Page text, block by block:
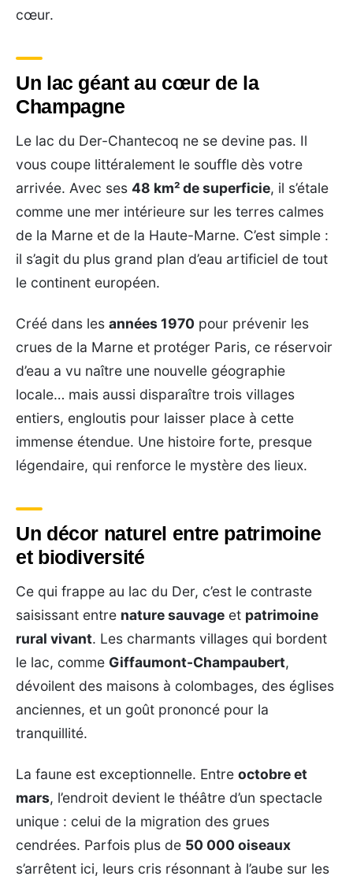
cœur.
Un lac géant au cœur de la
Champagne
Le lac du Der-Chantecoq ne se devine pas. Il
vous coupe littéralement le souffle dès votre
arrivée. Avec ses 48 km² de superficie, il s’étale
comme une mer intérieure sur les terres calmes
de la Marne et de la Haute-Marne. C’est simple :
il s’agit du plus grand plan d’eau artificiel de tout
le continent européen.
Créé dans les années 1970 pour prévenir les
crues de la Marne et protéger Paris, ce réservoir
d’eau a vu naître une nouvelle géographie
locale… mais aussi disparaître trois villages
entiers, engloutis pour laisser place à cette
immense étendue. Une histoire forte, presque
légendaire, qui renforce le mystère des lieux.
Un décor naturel entre patrimoine
et biodiversité
Ce qui frappe au lac du Der, c’est le contraste
saisissant entre nature sauvage et patrimoine
rural vivant. Les charmants villages qui bordent
le lac, comme Giffaumont-Champaubert,
dévoilent des maisons à colombages, des églises
anciennes, et un goût prononcé pour la
tranquillité.
La faune est exceptionnelle. Entre octobre et
mars, l’endroit devient le théâtre d’un spectacle
unique : celui de la migration des grues
cendrées. Parfois plus de 50 000 oiseaux
s’arrêtent ici, leurs cris résonnant à l’aube sur les